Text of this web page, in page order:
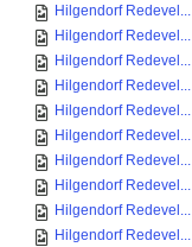
Hilgendorf Redevel...
Hilgendorf Redevel...
Hilgendorf Redevel...
Hilgendorf Redevel...
Hilgendorf Redevel...
Hilgendorf Redevel...
Hilgendorf Redevel...
Hilgendorf Redevel...
Hilgendorf Redevel...
Hilgendorf Redevel...